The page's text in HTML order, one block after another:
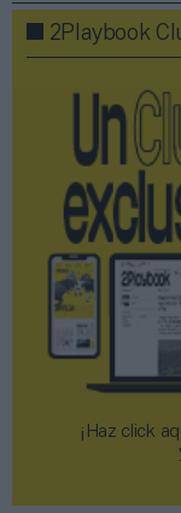
2Playbook
¡Haz click